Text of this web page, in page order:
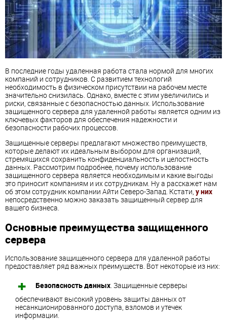
В последние годы удаленная работа стала нормой для многих
компаний и сотрудников. С развитием технологий
необходимость в физическом присутствии на рабочем месте
значительно снизилась. Однако, вместе с этим увеличились и
риски, связанные с безопасностью данных. Использование
защищенного сервера для удаленной работы является одним из
ключевых факторов для обеспечения надежности и
безопасности рабочих процессов.
Защищенные серверы предлагают множество преимуществ,
которые делают их идеальным выбором для организаций,
стремящихся сохранить конфиденциальность и целостность
данных. Рассмотрим подробнее, почему использование
защищенного сервера является необходимым и какие выгоды
это приносит компаниям и их сотрудникам. Ну а расскажет нам
об этом сотрудник компании Айти Северо-Запад. Кстати, у них
непосредственно можно заказать защищенный сервер для
вашего бизнеса.
Основные преимущества защищенного
сервера
Использование защищенного сервера для удаленной работы
предоставляет ряд важных преимуществ. Вот некоторые из них:
Безопасность данных. Защищенные серверы
обеспечивают высокий уровень защиты данных от
несанкционированного доступа, взломов и утечек
информации.